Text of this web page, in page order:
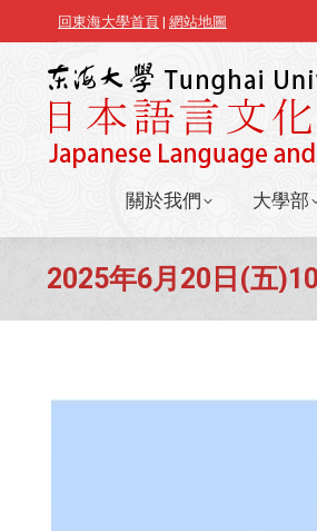
回東海大學首頁 | 網站地圖
關於我們 大學部
2025年6月20日(五
關於我們 大學部